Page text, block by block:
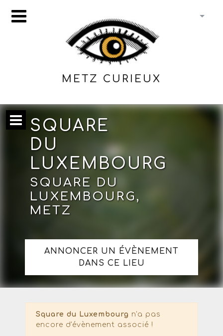
METZ CURIEUX
SQUARE
DU
LUXEMBOURG
SQUARE DU
LUXEMBOURG,
METZ
ANNONCER UN ÉVÈNEMENT
DANS CE LIEU
Square du Luxembourg n'a pas
encore d'évènement associé !